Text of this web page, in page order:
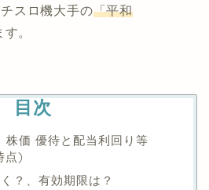
スロ機大手の「平和
。
目次
株価 優待と配当利回り等
点)
？、有効期限は？